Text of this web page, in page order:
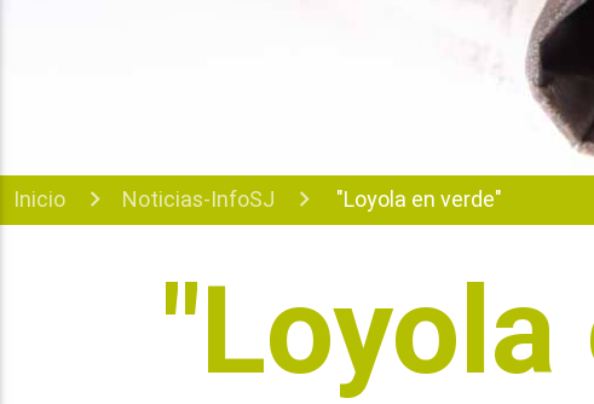
Inicio Noticias-InfoSJ "Loyola en verde"